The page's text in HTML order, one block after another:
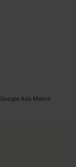
Google Ads Malmö